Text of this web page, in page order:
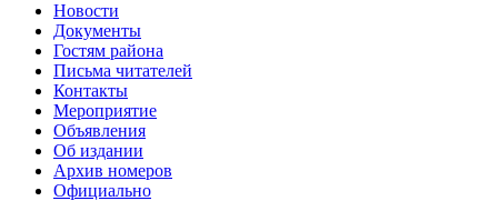
Новости
Документы
Гостям района
Письма читателей
Контакты
Мероприятие
Объявления
Об издании
Архив номеров
Официально